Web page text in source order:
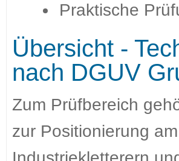
Praktische
Übersicht -
nach DGUV
Zum Prüfbereich
zur Positionierung